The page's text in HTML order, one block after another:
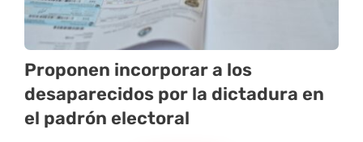
Proponen incorporar a los
desaparecidos por la dictadura en
el padrón electoral